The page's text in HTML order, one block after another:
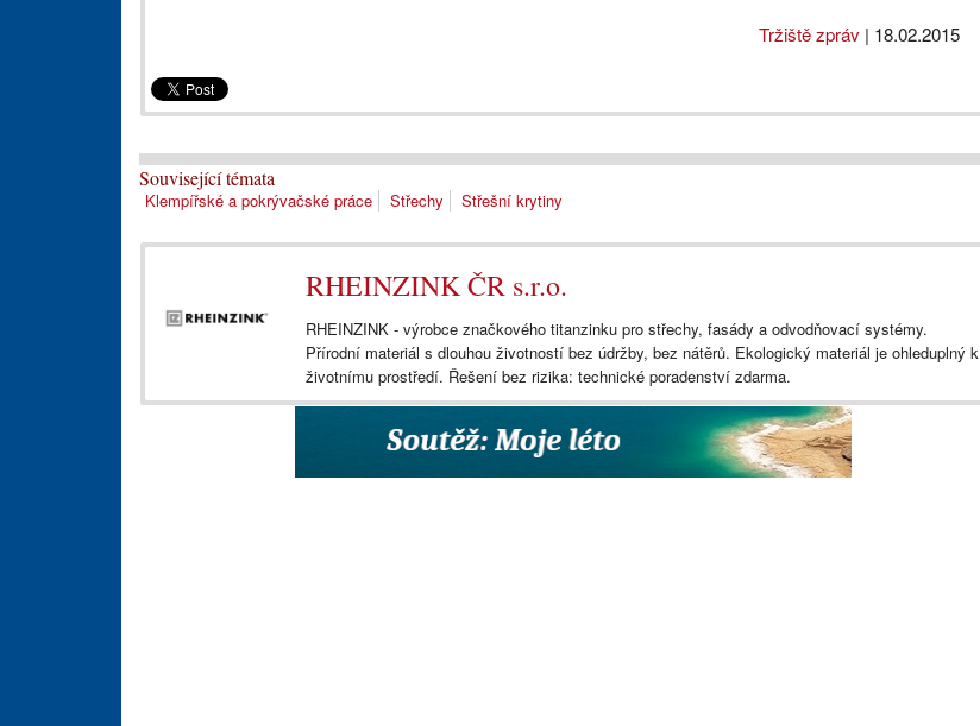
Tržiště zpráv | 18.02.2015
Související témata
Klempířské a pokrývačské práce Střechy Střešní krytiny
RHEINZINK ČR s.r.o.
RHEINZINK - výrobce značkového titanzinku pro střechy, fasády a odvodňovací systémy.
Přírodní materiál s dlouhou životností bez údržby, bez nátěrů. Ekologický materiál je ohleduplný k
životnímu prostředí. Řešení bez rizika: technické poradenství zdarma.